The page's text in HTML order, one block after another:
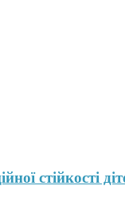
стійкості